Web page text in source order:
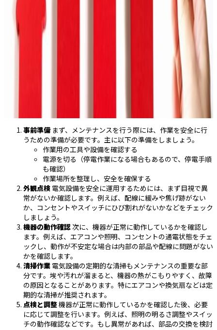
事前準備まず、メンテナンスを行う際には、作業を安全に行
うための準備が必要です。主に以下の準備をしましょう。
作業用の工具や設備を確認する
電源を切る（停電作業になる場合もあるので、停電手順
も確認）
作業場所を整理し、安全を確保する
外観点検 電気設備を安全に運用するためには、まず目視で異
常がないか確認します。例えば、配線に緩みや焦げ跡がない
か、コンセントやスイッチにひび割れがないかなどをチェック
しましょう。
機器の動作確認次に、機器が正常に動作しているかを確認し
ます。例えば、エアコンや照明、コンセントの通電状態をチェ
ックし、動作が不安定な場合は内部の部品や配線に問題がない
かを確認します。
清掃作業 電気設備の定期的な清掃もメンテナンスの重要な部
分です。埃や汚れが溜まると、機器の熱がこもりやすく、故障
の原因となることがあります。特にエアコンや換気扇などは定
期的な清掃が推奨されます。
点検と調整機器が正常に動作しているかを確認した後、必要
に応じて調整を行います。例えば、照明の明るさ調整やスイッ
チの動作確認などです。もし異常があれば、部品の交換を検討